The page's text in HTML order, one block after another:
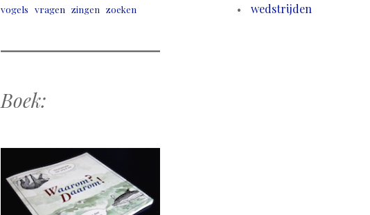
vogels vragen zingen zoeken
Boek:
wedstrijden